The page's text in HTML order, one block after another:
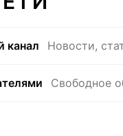
канал Новости,
Свободное